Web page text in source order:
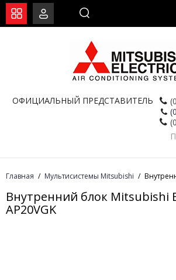
ОФИЦИАЛЬНЫЙ ПРЕДСТАВИТЕЛЬ
Главная Мультисистемы Mitsubishi
Внутренний блок Mitsubishi
AP20VGK